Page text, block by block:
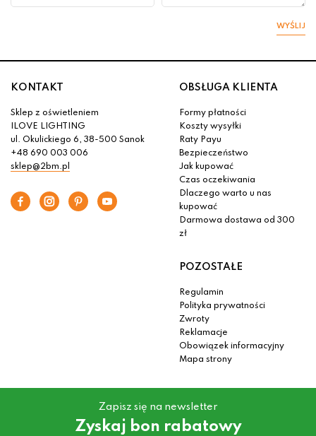
WYŚLIJ
KONTAKT
Sklep z oświetleniem
ILOVE LIGHTING
ul. Okulickiego 6, 38-500 Sanok
+48 690 003 006
sklep@2bm.pl
OBSŁUGA KLIENTA
Formy płatności
Koszty wysyłki
Raty Payu
Bezpieczeństwo
Jak kupować
Czas oczekiwania
Dlaczego warto u nas
kupować
Darmowa dostawa od 300
zł
POZOSTAŁE
Regulamin
Polityka prywatności
Zwroty
Reklamacje
Obowiązek informacyjny
Mapa strony
Zapisz się na newsletter
Zyskaj bon rabatowy